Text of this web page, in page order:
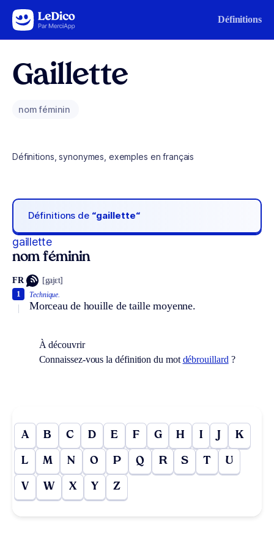
Aller au contenu Définitions
Gaillette
nom féminin
Définitions, synonymes, exemples en français
Définitions de “gaillette“
gaillette
nom féminin
FR [gajɛt]
Technique.
Morceau de houille de taille moyenne.
1
À découvrir
Connaissez-vous la définition du mot débrouillard ?
A B C D E F G H I J K
L M N O P Q R S T U
V W X Y Z